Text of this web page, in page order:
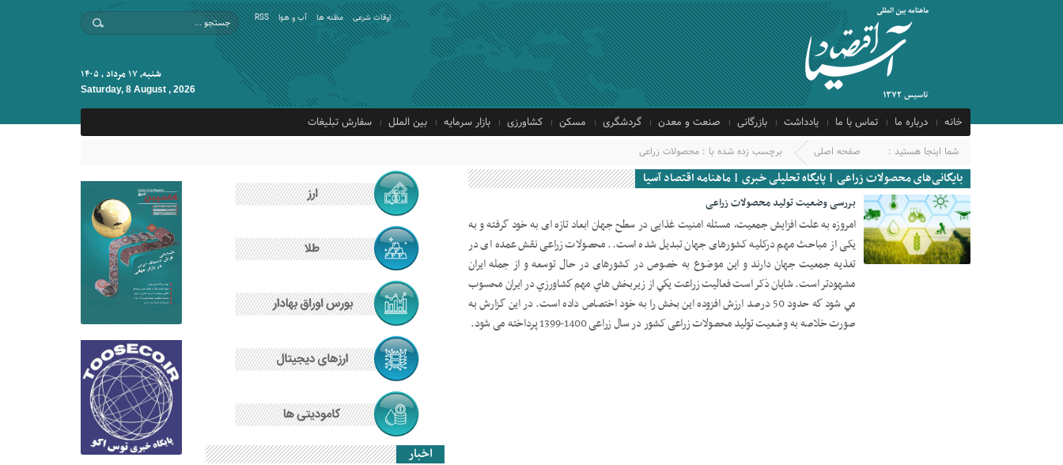
RSS آب و هوا مظنه ها اوقات شرعی
شنبه, ۱۷ مرداد , ۱۴۰۵
Saturday, 8 August , 2026
خانه درباره ما تماس با ما یادداشت بازرگانی صنعت و معدن گردشگری مسکن کشاورزی بازار سرمایه بین الملل سفارش تبلیغات
شما اینجا هستید : صفحه اصلی برچسب زده شده با : محصولات زراعی
بایگانی‌های محصولات زراعی | پایگاه تحلیلی خبری | ماهنامه اقتصاد آسیا
14 ژانویه 2023
بررسی وضعیت تولید محصولات زراعی
امروزه به علت افزایش جمعیت، مسئله امنیت غذایی در سطح جهان ابعاد تازه ‏ای به خود گرفته و به
یکی از مباحث مهم درکلیه کشورهای جهان تبدیل شده است.. محصولات زراعی نقش عمده‏ ای در
تغذیه جمعیت جهان دارند و این موضوع به خصوص در کشورهای در حال توسعه و از جمله ایران
مشهودتر است. شایان ذکر است فعاليت زراعت يكي از زيربخش ‏هاي مهم كشاورزي در ایران محسوب
مي‏ شود كه حدود 50 درصد ارزش افزوده اين بخش را به خود اختصاص داده است. در این گزارش به
صورت خلاصه به وضعیت تولید محصولات زراعی کشور در سال زراعی 1400-1399 پرداخته می ‏شود.
اخبار